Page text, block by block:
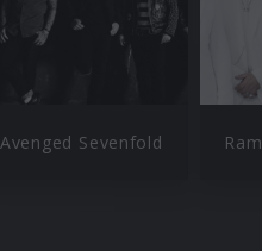
Avenged Sevenfold